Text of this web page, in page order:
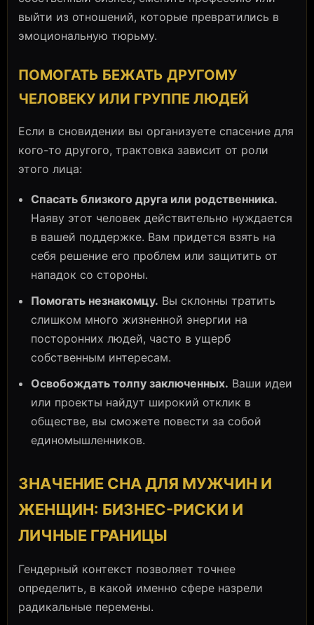
выйти из отношений, которые превратились в
эмоциональную тюрьму.
ПОМОГАТЬ БЕЖАТЬ ДРУГОМУ
ЧЕЛОВЕКУ ИЛИ ГРУППЕ ЛЮДЕЙ
Если в сновидении вы организуете спасение для
кого-то другого, трактовка зависит от роли
этого лица:
Спасать близкого друга или родственника.
Наяву этот человек действительно нуждается
в вашей поддержке. Вам придется взять на
себя решение его проблем или защитить от
нападок со стороны.
Помогать незнакомцу. Вы склонны тратить
слишком много жизненной энергии на
посторонних людей, часто в ущерб
собственным интересам.
Освобождать толпу заключенных. Ваши идеи
или проекты найдут широкий отклик в
обществе, вы сможете повести за собой
единомышленников.
ЗНАЧЕНИЕ СНА ДЛЯ МУЖЧИН И
ЖЕНЩИН: БИЗНЕС-РИСКИ И
ЛИЧНЫЕ ГРАНИЦЫ
Гендерный контекст позволяет точнее
определить, в какой именно сфере назрели
радикальные перемены.